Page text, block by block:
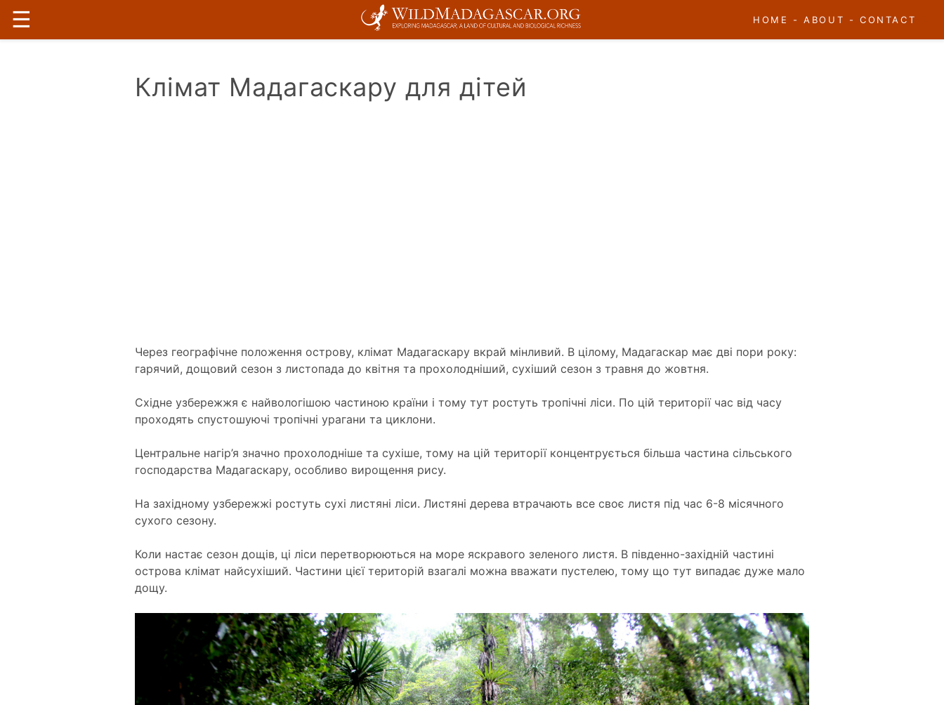
☰ HOME -ABOUT -CONTACT
Клімат Мадагаскару для дітей
Через географічне положення острову, клімат Мадагаскару вкрай мінливий. В цілому, Мадагаскар має дві пори року:
гарячий, дощовий сезон з листопада до квітня та прохолодніший, сухіший сезон з травня до жовтня.
Східне узбережжя є найвологішою частиною країни і тому тут ростуть тропічні ліси. По цій території час від часу
проходять спустошуючі тропічні урагани та циклони.
Центральне нагір’я значно прохолодніше та сухіше, тому на цій території концентрується більша частина сільського
господарства Мадагаскару, особливо вирощення рису.
На західному узбережжі ростуть сухі листяні ліси. Листяні дерева втрачають все своє листя під час 6-8 місячного
сухого сезону.
Коли настає сезон дощів, ці ліси перетворюються на море яскравого зеленого листя. В південно-західній частині
острова клімат найсухіший. Частини цієї територій взагалі можна вважати пустелею, тому що тут випадає дуже мало
дощу.